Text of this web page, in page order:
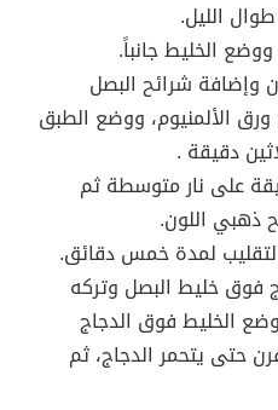
الليل.
الخليط جانباً.
شرائح البصل
الألمنيوم، ووضع الطبق
دقيقة .
على نار متوسطة ثم
ذهبي اللون.
لمدة خمس دقائق.
فوق خليط البصل وتركه
الخليط فوق الدجاج
حتى يتحمر الدجاج، ثم